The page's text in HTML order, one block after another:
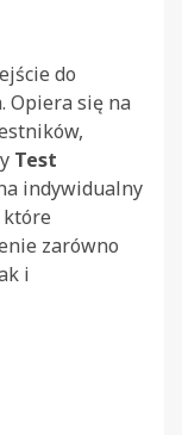
do
Opiera się na
Test
indywidualny
które
zarówno
i